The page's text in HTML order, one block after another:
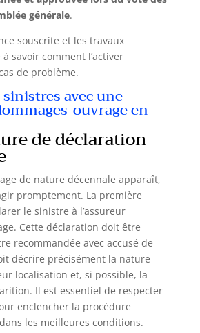
générale.
souscrite et les travaux
savoir comment l’activer
de problème.
avec une
ouvrage en
de déclaration
de nature décennale apparaît,
promptement. La première
le sinistre à l’assureur
Cette déclaration doit être
recommandée avec accusé de
décrire précisément la nature
localisation et, si possible, la
Il est essentiel de respecter
enclencher la procédure
les meilleures conditions.